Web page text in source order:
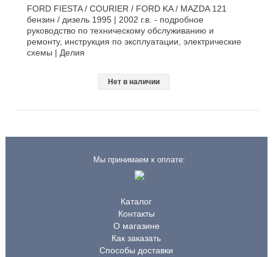
FORD FIESTA / COURIER / FORD KA / MAZDA 121
бензин / дизель 1995 | 2002 г.в. - подробное
руководство по техническому обслуживанию и
ремонту, инструкция по эксплуатации, электрические
схемы | Делия
Нет в наличии
Мы принимаем к оплате:
Каталог
Контакты
О магазине
Как заказать
Способы доставки